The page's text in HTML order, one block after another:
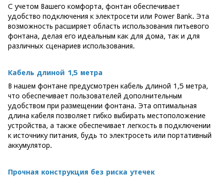
С учетом Вашего комфорта, фонтан обеспечивает
удобство подключения к электросети или Power Bank. Эта
возможность расширяет область использования питьевого
фонтана, делая его идеальным как для дома, так и для
различных сценариев использования.
Кабель длиной 1,5 метра
В нашем фонтане предусмотрен кабель длиной 1,5 метра,
что обеспечивает пользователей дополнительным
удобством при размещении фонтана. Эта оптимальная
длина кабеля позволяет гибко выбирать местоположение
устройства, а также обеспечивает легкость в подключении
к источнику питания, будь то электросеть или портативный
аккумулятор.
Прочная конструкция без риска утечек